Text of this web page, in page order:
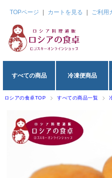
TOPページ カートを見る ご利用
すべての商品 冷凍便商品
ロシアの食卓TOP すべての商品一覧